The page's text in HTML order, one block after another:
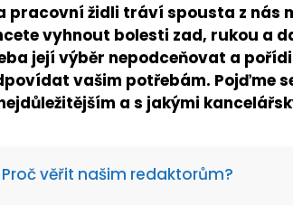
pracovní židli tráví spousta z nás
vyhnout bolesti zad, rukou a
její výběr nepodceňovat a
vašim potřebám. Pojďme
a s jakými
Proč věřit našim redaktorům?